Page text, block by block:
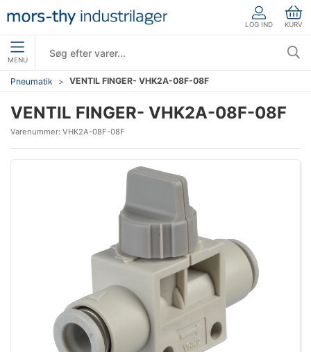
LOG IND KURV
MENU
Pneumatik VENTIL FINGER- VHK2A-08F-08F
VENTIL FINGER- VHK2A-08F-08F
Varenummer: VHK2A-08F-08F